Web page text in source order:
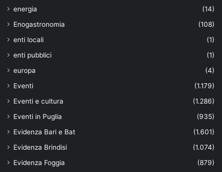
energia
(14)
Enogastronomia
(108)
enti locali
(1)
enti pubblici
(1)
europa
(4)
Eventi
(1.179)
Eventi e cultura
(1.286)
Eventi in Puglia
(935)
Evidenza Bari e Bat
(1.601)
Evidenza Brindisi
(1.074)
Evidenza Foggia
(879)